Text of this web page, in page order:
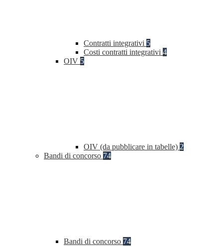
Contratti integrativi 5
Costi contratti integrativi 4
OIV 5
OIV (da pubblicare in tabelle) 2
Bandi di concorso 74
Bandi di concorso 74